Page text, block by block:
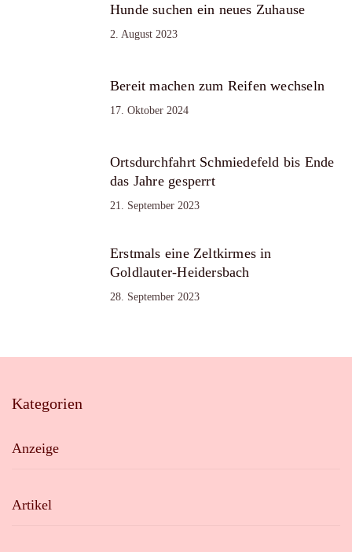
Hunde suchen ein neues Zuhause
2. August 2023
Bereit machen zum Reifen wechseln
17. Oktober 2024
Ortsdurchfahrt Schmiedefeld bis Ende
das Jahre gesperrt
21. September 2023
Erstmals eine Zeltkirmes in
Goldlauter-Heidersbach
28. September 2023
Kategorien
Anzeige
Artikel